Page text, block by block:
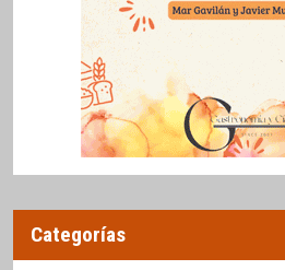
Categorías